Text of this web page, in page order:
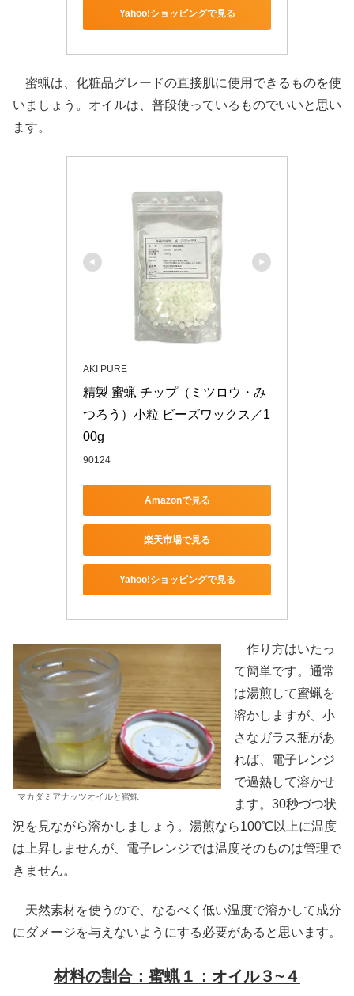
Yahoo!ショッピングで見る
蜜蝋は、化粧品グレードの直接肌に使用できるものを使
いましょう。オイルは、普段使っているものでいいと思い
ます。
AKI PURE
精製 蜜蝋 チップ（ミツロウ・み
つろう）小粒 ビーズワックス／1
00g
90124
Amazonで見る
楽天市場で見る
Yahoo!ショッピングで見る
マカダミアナッツオイルと蜜蝋
作り方はいたっ
て簡単です。通常
は湯煎して蜜蝋を
溶かしますが、小
さなガラス瓶があ
れば、電子レンジ
で過熱して溶かせ
ます。30秒づつ状
況を見ながら溶かしましょう。湯煎なら100℃以上に温度
は上昇しませんが、電子レンジでは温度そのものは管理で
きません。
天然素材を使うので、なるべく低い温度で溶かして成分
にダメージを与えないようにする必要があると思います。
材料の割合：蜜蝋１：オイル３~４